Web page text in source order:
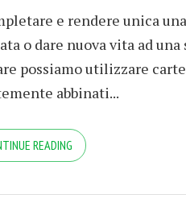
e rendere unica
o dare nuova vita ad
possiamo utilizzare
abbinati...
READING